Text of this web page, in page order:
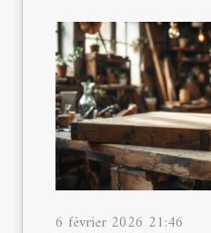
6 février 2026 21:46